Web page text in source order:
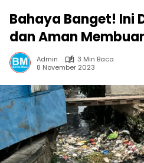
Bahaya Banget! Ini
dan Aman
Admin
3 Min Baca
8 November 2023